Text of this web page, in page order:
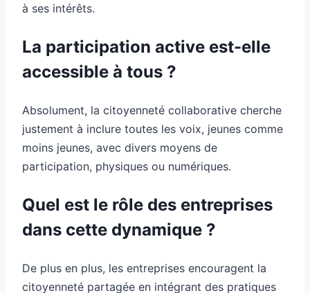
à ses intérêts.
La participation active est-elle
accessible à tous ?
Absolument, la citoyenneté collaborative cherche
justement à inclure toutes les voix, jeunes comme
moins jeunes, avec divers moyens de
participation, physiques ou numériques.
Quel est le rôle des entreprises
dans cette dynamique ?
De plus en plus, les entreprises encouragent la
citoyenneté partagée en intégrant des pratiques